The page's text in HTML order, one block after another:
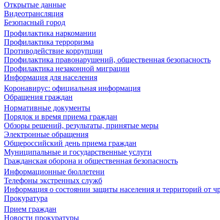
Открытые данные
Видеотрансляция
Безопасный город
Профилактика наркомании
Профилактика терроризма
Противодействие коррупции
Профилактика правонарушений, общественная безопасность
Профилактика незаконной миграции
Информация для населения
Коронавирус: официальная информация
Обращения граждан
Нормативные документы
Порядок и время приема граждан
Обзоры решений, результаты, принятые меры
Электронные обращения
Общероссийский день приема граждан
Муниципальные и государственные услуги
Гражданская оборона и общественная безопасность
Информационные бюллетени
Телефоны экстренных служб
Информация о состоянии защиты населения и территорий от
Прокуратура
Прием граждан
Новости прокуратуры